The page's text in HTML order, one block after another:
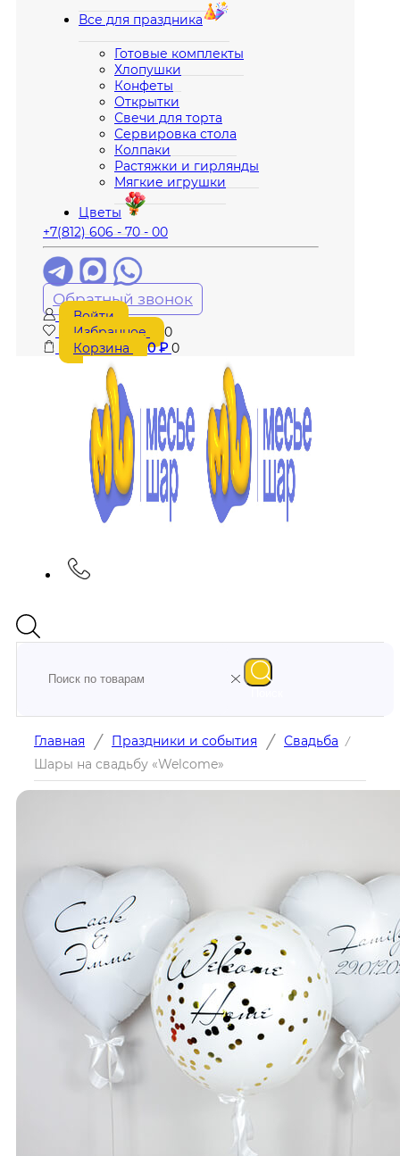
Все для праздника
Готовые комплекты
Хлопушки
Конфеты
Открытки
Свечи для торта
Сервировка стола
Колпаки
Растяжки и гирлянды
Мягкие игрушки
Цветы
+7(812) 606 - 70 - 00
Обратный звонок
Войти
Избранное
0
Корзина
0₽ 0
Главная / Праздники и события / Свадьба /
Шары на свадьбу «Welcome»